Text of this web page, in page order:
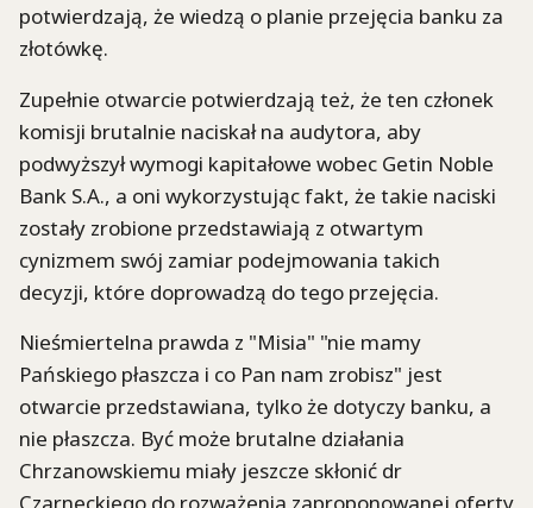
potwierdzają, że wiedzą o planie przejęcia banku za
złotówkę.
Zupełnie otwarcie potwierdzają też, że ten członek
komisji brutalnie naciskał na audytora, aby
podwyższył wymogi kapitałowe wobec Getin Noble
Bank S.A., a oni wykorzystując fakt, że takie naciski
zostały zrobione przedstawiają z otwartym
cynizmem swój zamiar podejmowania takich
decyzji, które doprowadzą do tego przejęcia.
Nieśmiertelna prawda z "Misia" "nie mamy
Pańskiego płaszcza i co Pan nam zrobisz" jest
otwarcie przedstawiana, tylko że dotyczy banku, a
nie płaszcza. Być może brutalne działania
Chrzanowskiemu miały jeszcze skłonić dr